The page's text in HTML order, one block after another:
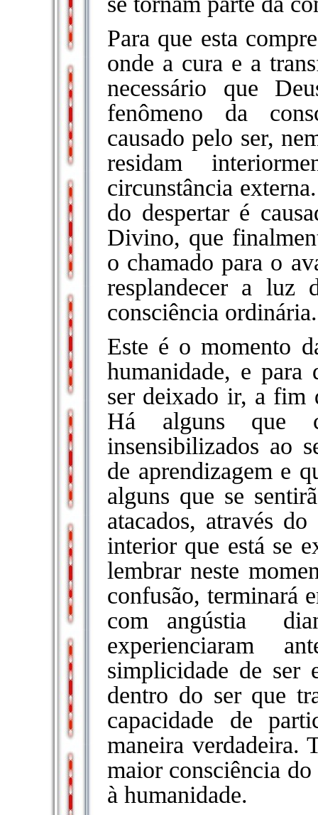
Para que esta
onde a cura e a
necessário que
fenômeno da
causado pelo ser,
residam
circunstância
do despertar é
Divino, que
o chamado para o
resplandecer a luz
consciência ordinária.
Este é o momento
humanidade, e
ser deixado ir, a fim
Há alguns que
insensibilizados ao
de aprendizagem e
alguns que se
atacados, através
interior que está se
lembrar neste
confusão, terminará
com angústia
experienciaram
simplicidade de ser
dentro do ser que
capacidade de
maneira verdadeira.
maior consciência
à humanidade.